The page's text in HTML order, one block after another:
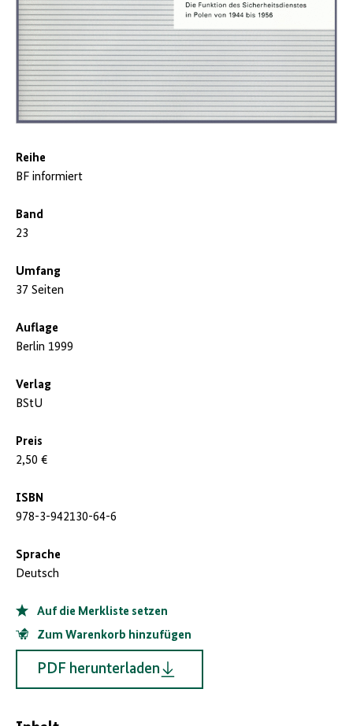
Reihe
BF informiert
Band
23
Umfang
37 Seiten
Auflage
Berlin 1999
Verlag
BStU
Preis
2,50 €
ISBN
978-3-942130-64-6
Sprache
Deutsch
Auf die Merkliste setzen
Zum Warenkorb hinzufügen
PDF herunterladen